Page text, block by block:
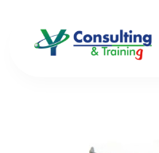
Inicio Ocular y Facial